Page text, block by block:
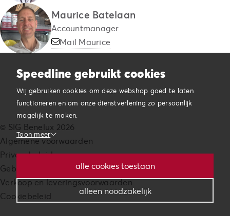
Maurice Batelaan
Accountmanager
Mail Maurice
© SIG Benelux 2026
Algemene voorwaarden
Privacybeleid
Gebruikersvoorwaarden
Verkoop en leveringsvoorwaarden
Cookiebeleid
Speedline gebruikt cookies
Wij gebruiken cookies om deze webshop goed te laten
functioneren en om onze dienstverlening zo persoonlijk
mogelijk te maken.
Toon meer
maken, door basisfuncties als paginanavigatie en toegang
tot beveiligde gedeelten van de website mogelijk te maken.
alle cookies toestaan
alleen noodzakelijk